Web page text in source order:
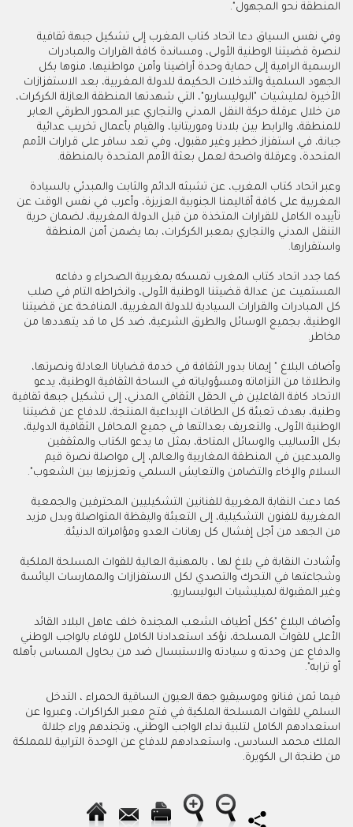
المنطقة نحو المجهول".
وفي نفس السياق دعا اتحاد كتاب المغرب إلى تشكيل جبهة ثقافية
لنصرة قضيتنا الوطنية الأولى، ومساندة كافة القرارات والمبادرات
الرسمية الرامية إلى حماية وحدة أراضينا وأمن مواطنيها، منوها بكل
الجهود السلمية والتدخلات الحكيمة للدولة المغربية، بعد الاستفزازات
الأخيرة لمليشيات "البوليساريو"، التي شهدتها المنطقة العازلة الكركرات،
من خلال عرقلة حركة النقل المدني والتجاري عبر المحور الطرقي العابر
للمنطقة، والرابط بين بلادنا وموريتانيا، والقيام بأعمال تخريب عدائية
جبانة، في استفزاز خطير وغير مقبول، وفي تعد سافر على قرارات الأمم
المتحدة، وعرقلة واضحة لعمل بعثة الأمم المتحدة بالمنطقة.
وعبر اتحاد كتاب المغرب، عن تشبثه الدائم والثابت والمبدئي بالسيادة
المغربية على كافة أقاليمنا الجنوبية العزيزة، وأعرب في نفس الوقت عن
تأييده الكامل للقرارات المتخذة من قبل الدولة المغربية، لضمان حرية
التنقل المدني والتجاري بمعبر الكركرات، بما يضمن أمن المنطقة
واستقرارها.
كما جدد اتحاد كتاب المغرب تمسكه بمغربية الصحراء و دفاعه
المستميت عن عدالة قضيتنا الوطنية الأولى، وانخراطه التام في صلب
كل المبادرات والقرارات السيادية للدولة المغربية، المنافحة عن قضيتنا
الوطنية، بجميع الوسائل والطرق الشرعية، ضد كل ما قد يتهددها من
مخاطر.
وأضاف البلاغ " إيمانا بدور الثقافة في خدمة قضايانا العادلة ونصرتها،
وانطلاقا من التزاماته ومسؤولياته في الساحة الثقافية الوطنية، يدعو
الاتحاد كافة الفاعلين في الحقل الثقافي المدني، إلى تشكيل جبهة ثقافية
وطنية، بهدف تعبئة كل الطاقات الإبداعية المنتجة، للدفاع عن قضيتنا
الوطنية الأولى، والتعريف بعدالتها في جميع المحافل الثقافية الدولية،
بكل الأساليب والوسائل المتاحة، بمثل ما يدعو الكتاب والمثقفين
والمبدعين في المنطقة المغاربية والعالم، إلى مواصلة نصرة قيم
السلام والإخاء والتضامن والتعايش السلمي وتعزيزها بين الشعوب".
كما دعت النقابة المغربية للفنانين التشكيليين المحترفين والجمعية
المغربية للفنون التشكيلية، إلى التعبئة واليقظة المتواصلة وبدل مزيد
من الجهد من أجل إفشال كل رهانات العدو ومؤامراته الدنيئة.
وأشادت النقابة في بلاغ لها ، بالمهنية العالية للقوات المسلحة الملكية
وشجاعتها في التحرك والتصدي لكل الاستفزازات والممارسات اليائسة
وغير المقبولة لميليشيات البوليساريو.
وأضاف البلاغ "ككل أطياف الشعب المجندة خلف عاهل البلاد القائد
الأعلى للقوات المسلحة، نؤكد استعدادنا الكامل للوفاء بالواجب الوطني
والدفاع عن وحدته و سيادته والاستبسال ضد من يحاول المساس بأهله
أو ترابه".
فيما ثمن فنانو وموسيقيو جهة العيون الساقية الحمراء ، التدخل
السلمي للقوات المسلحة الملكية في فتح معبر الكراكرات، وعبروا عن
استعدادهم الكامل لتلبية نداء الواجب الوطني، وتجندهم وراء جلالة
الملك محمد السادس، واستعدادهم للدفاع عن الوحدة الترابية للمملكة
من طنجة الى الكويرة.